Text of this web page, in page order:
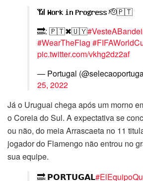
📶 𝗪𝗼𝗿𝗸 𝗶𝗻 𝗣𝗿𝗼𝗴𝗿𝗲𝘀𝘀 🫡🇵🇹
🔜: 🇵🇹✖🇺🇾
#WearTheFlag
pic.twitter.com/vkhg2dz2af
— Portugal
25, 2022
Já o Uruguai chega após um morno
o Coreia do Sul. A expectativa se
ou não, do meia Arrascaeta no 11
jogador do Flamengo não entrou no
sua equipe.
🔜 𝗣𝗢𝗥𝗧𝗨𝗚𝗔𝗟